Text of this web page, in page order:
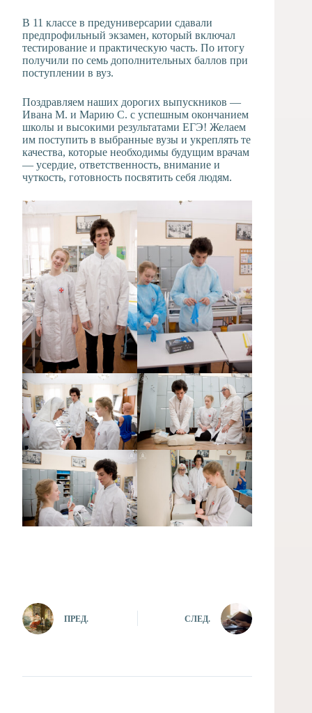
В 11 классе в предуниверсарии сдавали
предпрофильный экзамен, который включал
тестирование и практическую часть. По итогу
получили по семь дополнительных баллов при
поступлении в вуз.
Поздравляем наших дорогих выпускников —
Ивана М. и Марию С. с успешным окончанием
школы и высокими результатами ЕГЭ! Желаем
им поступить в выбранные вузы и укреплять те
качества, которые необходимы будущим врачам
— усердие, ответственность, внимание и
чуткость, готовность посвятить себя людям.
ПРЕД. СЛЕД.